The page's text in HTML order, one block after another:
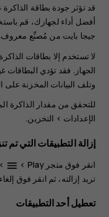
قد تؤثر جودة بطاقة
جيجا بايت من مُصنِّع
لا تستخدم إلا بطاقات
الجهاز. فقد تؤدي البطاقات
وتلف البيانات المخزنة على
للتحقق من مقدار الذاكرة
الإعدادات > التخزين.
إزالة التطبيقات التي تم
انقر فوق متجر Play >
menu
>
تريد إزالته، ثم انقر فوق
تعطيل أحد التطبيقات